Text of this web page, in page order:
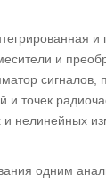
и
точек
нелинейных
одним